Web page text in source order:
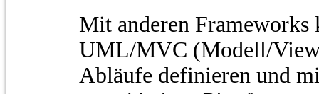
Mit anderen
UML/MVC (Modell/
Abläufe definieren und